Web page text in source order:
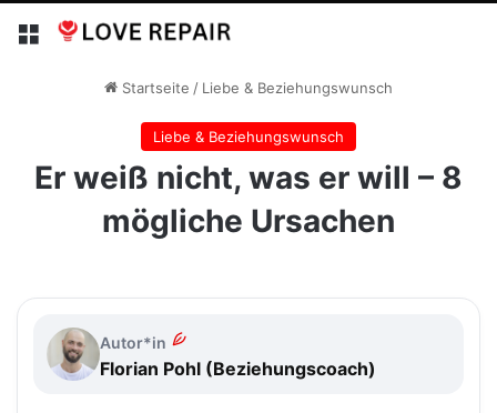
Menü
Startseite / Liebe & Beziehungswunsch
Liebe & Beziehungswunsch
Er weiß nicht, was er will – 8
mögliche Ursachen
Autor*in
Florian Pohl (Beziehungscoach)